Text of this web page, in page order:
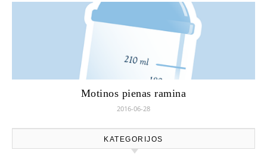
Motinos pienas ramina
2016-06-28
KATEGORIJOS